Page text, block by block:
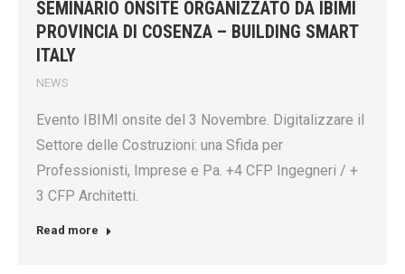
SEMINARIO ONSITE ORGANIZZATO DA IBIMI
PROVINCIA DI COSENZA – BUILDING SMART
ITALY
NEWS
Evento IBIMI onsite del 3 Novembre. Digitalizzare il
Settore delle Costruzioni: una Sfida per
Professionisti, Imprese e Pa. +4 CFP Ingegneri / +
3 CFP Architetti.
Read more